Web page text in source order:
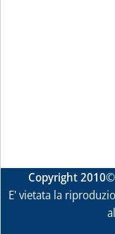
Copyright 2010
E' vietata la